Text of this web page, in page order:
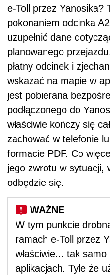
e-Toll przez Yanosika?
pokonaniem odcinka
uzupełnić dane
planowanego
płatny odcinek i
wskazać na mapie w
jest pobierana
podłączonego do
właściwie kończy się
zachować w telefonie
formacie PDF. Co
jego zwrotu w sytuacji,
odbędzie się.
W tym punkcie
ramach e-Toll przez
właściwie... tak samo
aplikacjach. Tyle że